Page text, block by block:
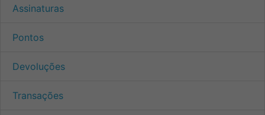
Assinaturas
Pontos
Devoluções
Transações